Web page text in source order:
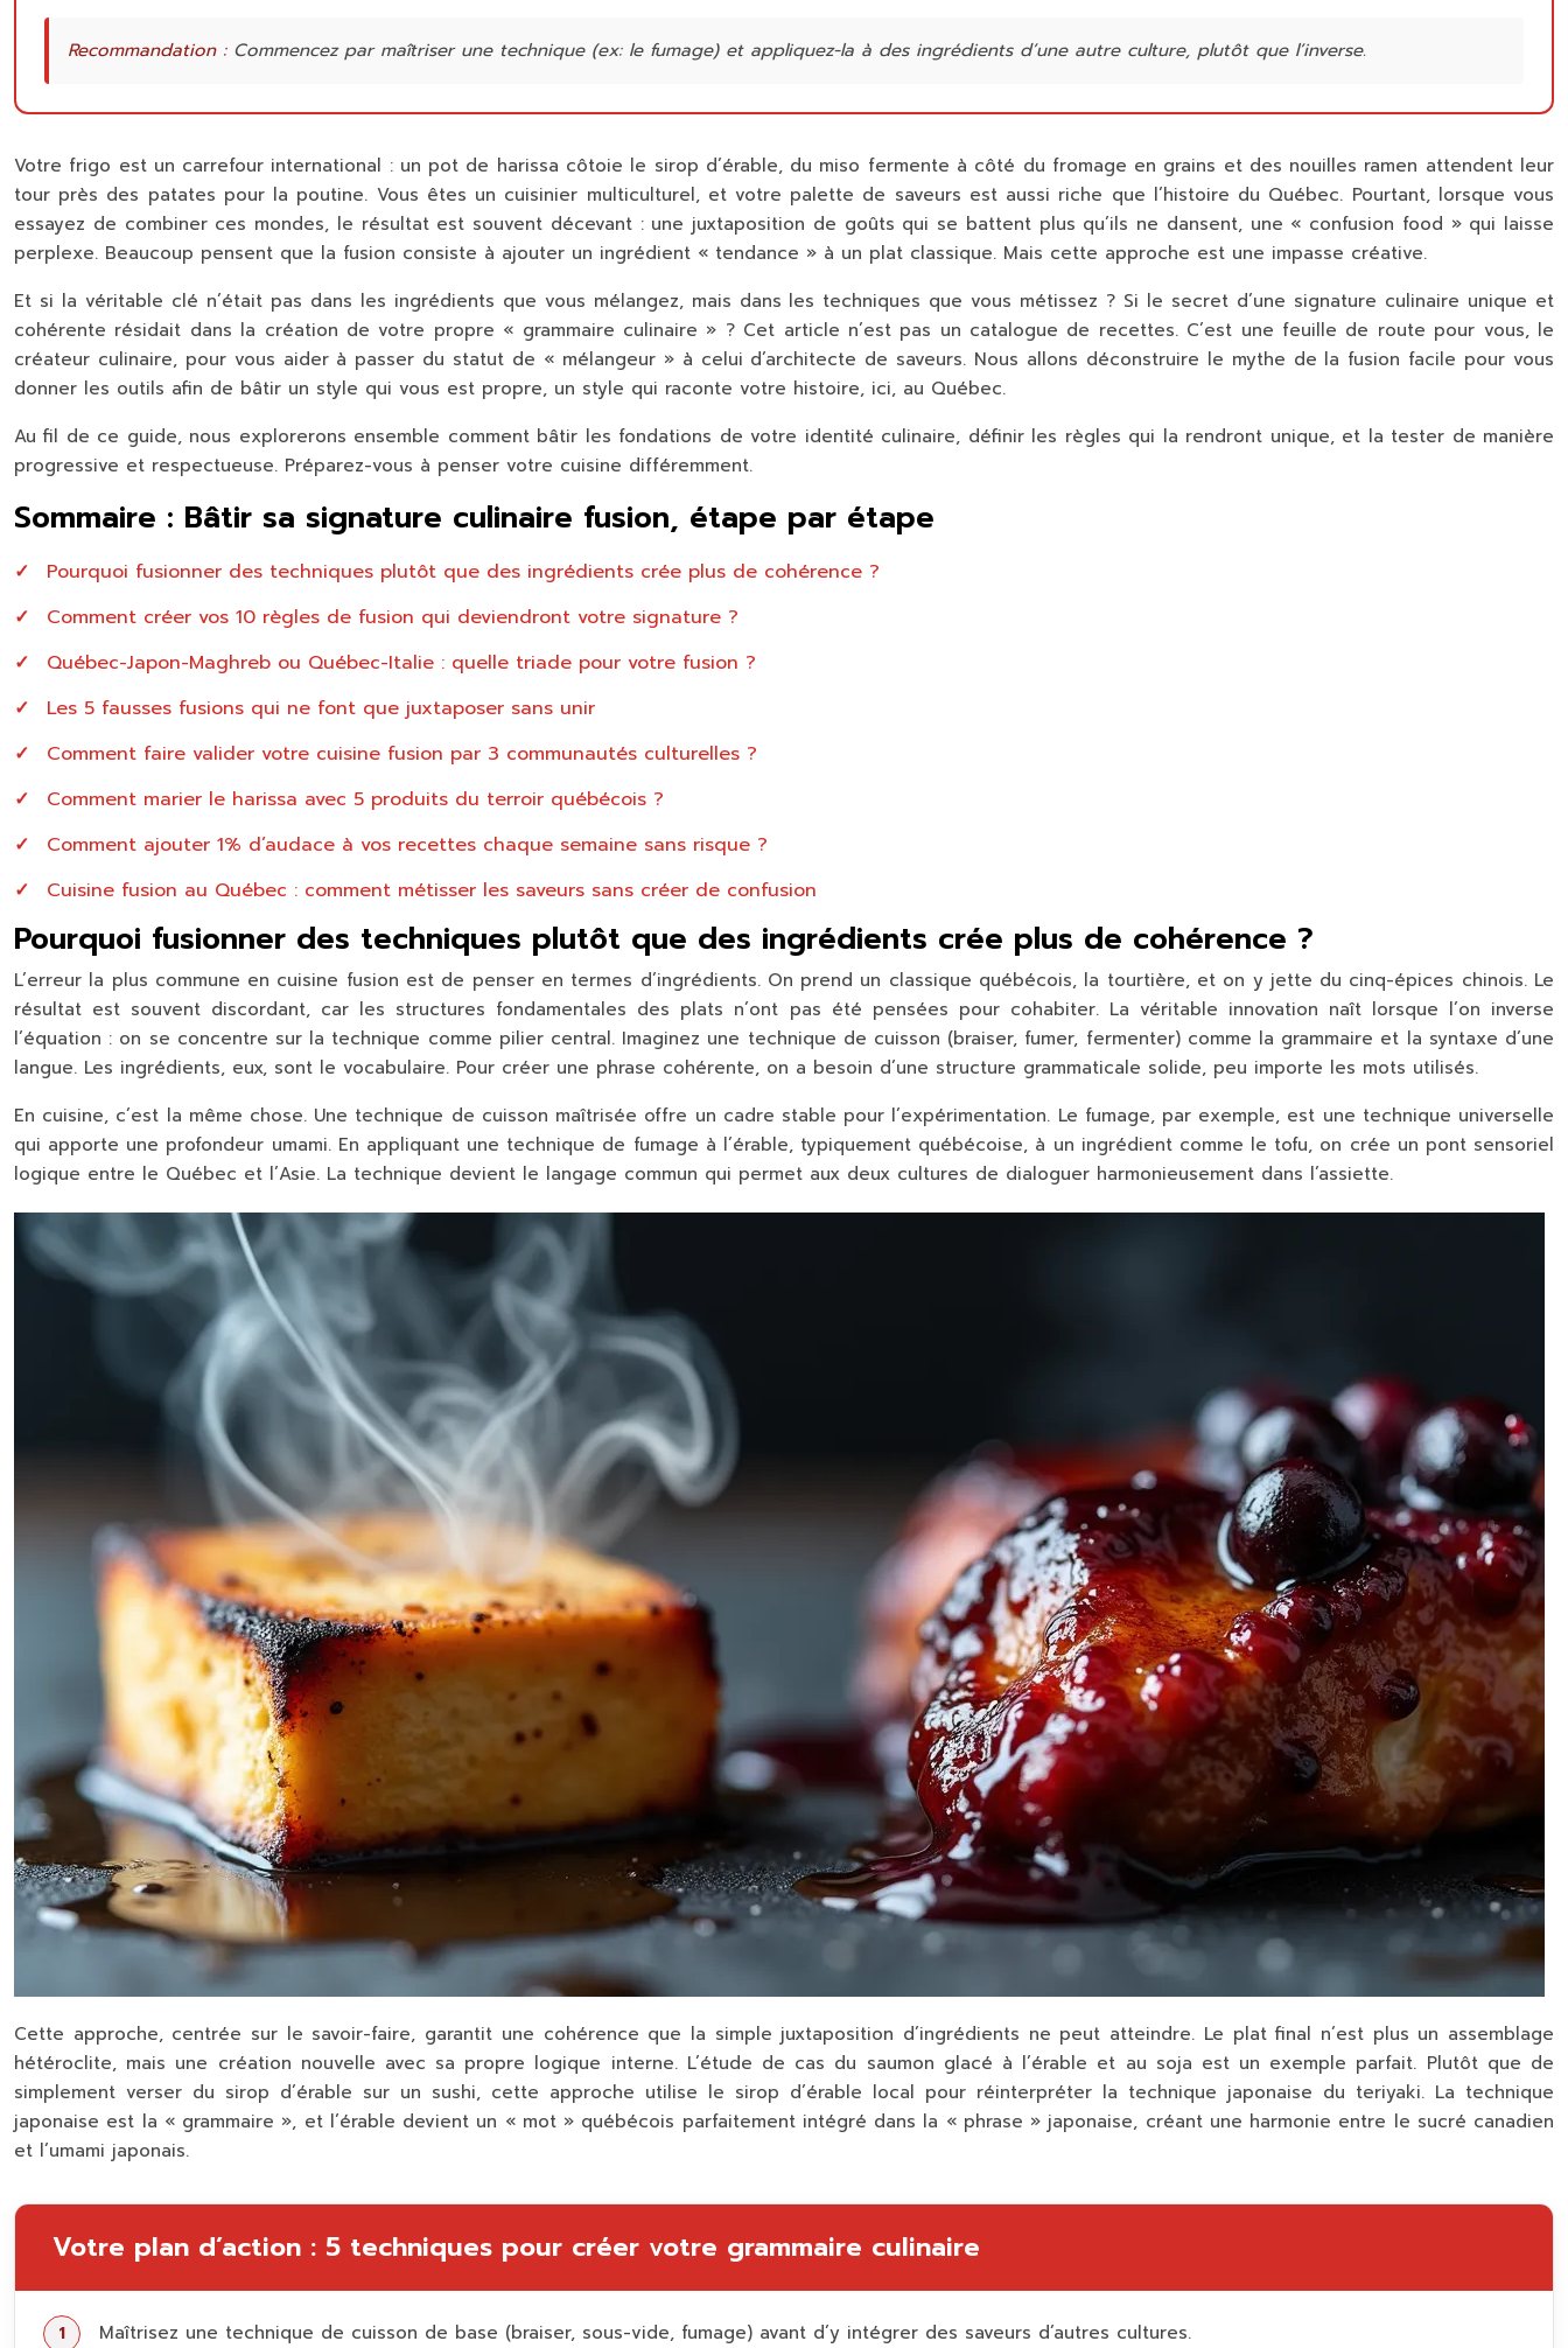
Recommandation :Commencez par maîtriser une technique (ex: le fumage) et appliquez-la à des ingrédients d’une autre culture, plutôt que l’inverse.
Votre frigo est un carrefour international : un pot de harissa côtoie le sirop d’érable, du miso fermente à côté du fromage en grains et des nouilles ramen attendent leur
tour près des patates pour la poutine. Vous êtes un cuisinier multiculturel, et votre palette de saveurs est aussi riche que l’histoire du Québec. Pourtant, lorsque vous
essayez de combiner ces mondes, le résultat est souvent décevant : une juxtaposition de goûts qui se battent plus qu’ils ne dansent, une « confusion food » qui laisse
perplexe. Beaucoup pensent que la fusion consiste à ajouter un ingrédient « tendance » à un plat classique. Mais cette approche est une impasse créative.
Et si la véritable clé n’était pas dans les ingrédients que vous mélangez, mais dans les techniques que vous métissez ? Si le secret d’une signature culinaire unique et
cohérente résidait dans la création de votre propre « grammaire culinaire » ? Cet article n’est pas un catalogue de recettes. C’est une feuille de route pour vous, le
créateur culinaire, pour vous aider à passer du statut de « mélangeur » à celui d’architecte de saveurs. Nous allons déconstruire le mythe de la fusion facile pour vous
donner les outils afin de bâtir un style qui vous est propre, un style qui raconte votre histoire, ici, au Québec.
Au fil de ce guide, nous explorerons ensemble comment bâtir les fondations de votre identité culinaire, définir les règles qui la rendront unique, et la tester de manière
progressive et respectueuse. Préparez-vous à penser votre cuisine différemment.
Sommaire : Bâtir sa signature culinaire fusion, étape par étape
Pourquoi fusionner des techniques plutôt que des ingrédients crée plus de cohérence ?
Comment créer vos 10 règles de fusion qui deviendront votre signature ?
Québec-Japon-Maghreb ou Québec-Italie : quelle triade pour votre fusion ?
Les 5 fausses fusions qui ne font que juxtaposer sans unir
Comment faire valider votre cuisine fusion par 3 communautés culturelles ?
Comment marier le harissa avec 5 produits du terroir québécois ?
Comment ajouter 1% d’audace à vos recettes chaque semaine sans risque ?
Cuisine fusion au Québec : comment métisser les saveurs sans créer de confusion
Pourquoi fusionner des techniques plutôt que des ingrédients crée plus de cohérence ?
L’erreur la plus commune en cuisine fusion est de penser en termes d’ingrédients. On prend un classique québécois, la tourtière, et on y jette du cinq-épices chinois. Le
résultat est souvent discordant, car les structures fondamentales des plats n’ont pas été pensées pour cohabiter. La véritable innovation naît lorsque l’on inverse
l’équation : on se concentre sur la technique comme pilier central. Imaginez une technique de cuisson (braiser, fumer, fermenter) comme la grammaire et la syntaxe d’une
langue. Les ingrédients, eux, sont le vocabulaire. Pour créer une phrase cohérente, on a besoin d’une structure grammaticale solide, peu importe les mots utilisés.
En cuisine, c’est la même chose. Une technique de cuisson maîtrisée offre un cadre stable pour l’expérimentation. Le fumage, par exemple, est une technique universelle
qui apporte une profondeur umami. En appliquant une technique de fumage à l’érable, typiquement québécoise, à un ingrédient comme le tofu, on crée un pont sensoriel
logique entre le Québec et l’Asie. La technique devient le langage commun qui permet aux deux cultures de dialoguer harmonieusement dans l’assiette.
Cette approche, centrée sur le savoir-faire, garantit une cohérence que la simple juxtaposition d’ingrédients ne peut atteindre. Le plat final n’est plus un assemblage
hétéroclite, mais une création nouvelle avec sa propre logique interne. L’étude de cas du saumon glacé à l’érable et au soja est un exemple parfait. Plutôt que de
simplement verser du sirop d’érable sur un sushi, cette approche utilise le sirop d’érable local pour réinterpréter la technique japonaise du teriyaki. La technique
japonaise est la « grammaire », et l’érable devient un « mot » québécois parfaitement intégré dans la « phrase » japonaise, créant une harmonie entre le sucré canadien
et l’umami japonais.
Votre plan d’action : 5 techniques pour créer votre grammaire culinaire
Maîtrisez une technique de cuisson de base (braiser, sous-vide, fumage) avant d’y intégrer des saveurs d’autres cultures.